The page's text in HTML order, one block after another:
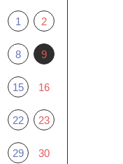
1 2
8 9
15 16
22 23
29 30